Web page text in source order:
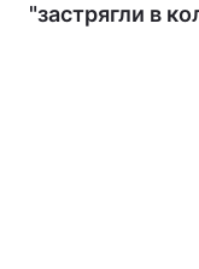
"застрягли в